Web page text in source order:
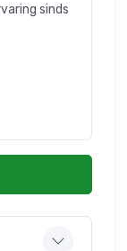
sinds